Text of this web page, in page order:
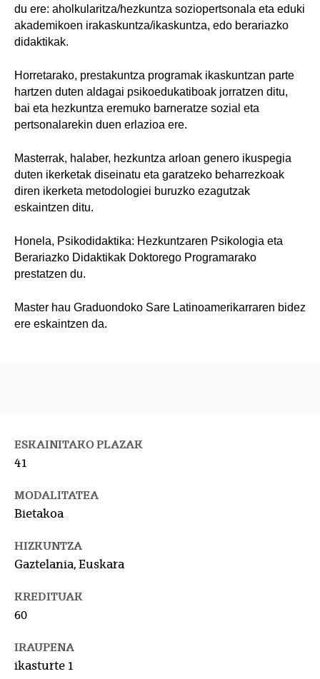
du ere: aholkularitza/hezkuntza soziopertsonala eta eduki
akademikoen irakaskuntza/ikaskuntza, edo berariazko
didaktikak.
Horretarako, prestakuntza programak ikaskuntzan parte
hartzen duten aldagai psikoedukatiboak jorratzen ditu,
bai eta hezkuntza eremuko barneratze sozial eta
pertsonalarekin duen erlazioa ere.
Masterrak, halaber, hezkuntza arloan genero ikuspegia
duten ikerketak diseinatu eta garatzeko beharrezkoak
diren ikerketa metodologiei buruzko ezagutzak
eskaintzen ditu.
Honela, Psikodidaktika: Hezkuntzaren Psikologia eta
Berariazko Didaktikak Doktorego Programarako
prestatzen du.
Master hau Graduondoko Sare Latinoamerikarraren bidez
ere eskaintzen da.
ESKAINITAKO PLAZAK
41
MODALITATEA
Bietakoa
HIZKUNTZA
Gaztelania, Euskara
KREDITUAK
60
IRAUPENA
ikasturte 1